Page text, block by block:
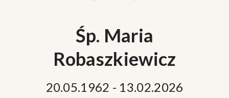
Śp. Maria
Robaszkiewicz
20.05.1962 - 13.02.2026